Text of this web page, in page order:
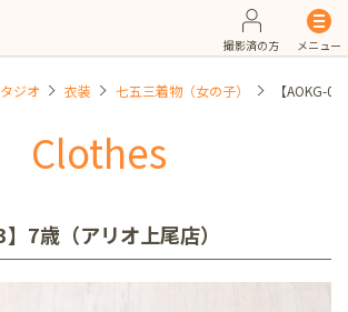
撮影済の方 メニュー
ジオ 衣装 七五三着物（女の子） 【AOKG-
Clothes
7歳（アリオ上尾店）